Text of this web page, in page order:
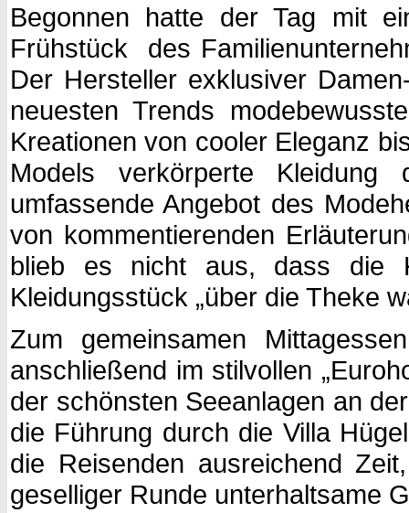
Begonnen hatte der Tag mit
Frühstück des
Der Hersteller exklusiver
neuesten Trends
Kreationen von cooler Eleganz
Models verkörperte Kleidung
umfassende Angebot des
von kommentierenden
blieb es nicht aus, dass die
Kleidungsstück „über die Theke
Zum gemeinsamen
anschließend im stilvollen
der schönsten Seeanlagen an
die Führung durch die Villa
die Reisenden ausreichend
geselliger Runde unterhaltsame